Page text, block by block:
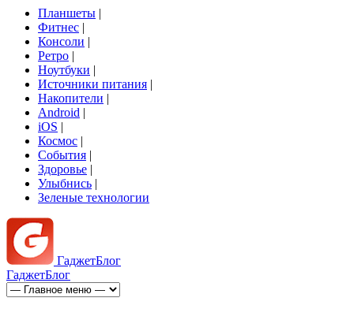
Планшеты |
Фитнес |
Консоли |
Ретро |
Ноутбуки |
Источники питания |
Накопители |
Android |
iOS |
Космос |
События |
Здоровье |
Улыбнись |
Зеленые технологии
ГаджетБлог
ГаджетБлог